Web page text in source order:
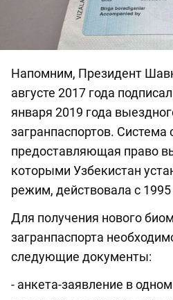
Напомним, Президент
августе 2017 года
января 2019 года
загранпаспортов. Система
предоставляющая право
которыми Узбекистан
режим, действовала с 1995
Для получения нового
загранпаспорта
следующие документы:
- анкета-заявление в